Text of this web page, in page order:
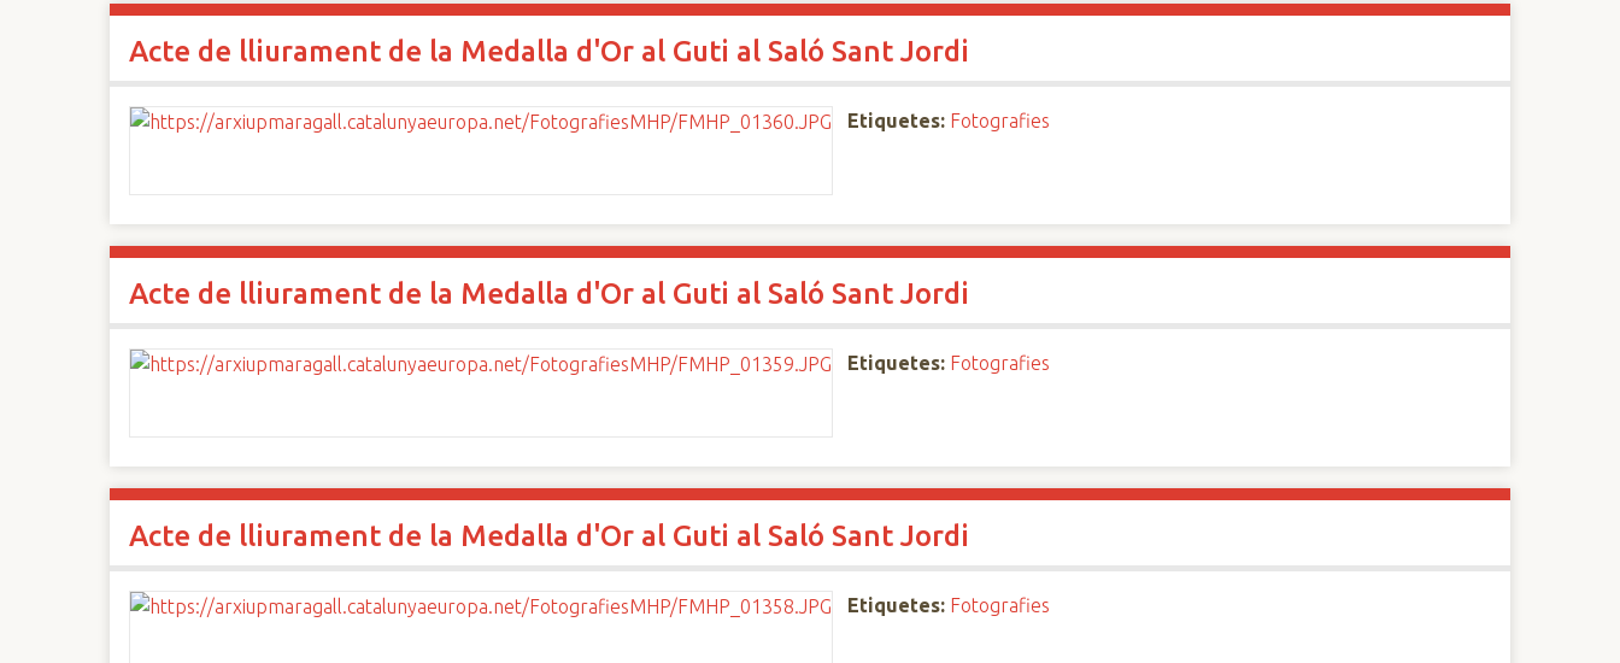
Acte de lliurament de la Medalla d'Or al Guti al Saló Sant Jordi
Etiquetes: Fotografies
Acte de lliurament de la Medalla d'Or al Guti al Saló Sant Jordi
Etiquetes: Fotografies
Acte de lliurament de la Medalla d'Or al Guti al Saló Sant Jordi
Etiquetes: Fotografies